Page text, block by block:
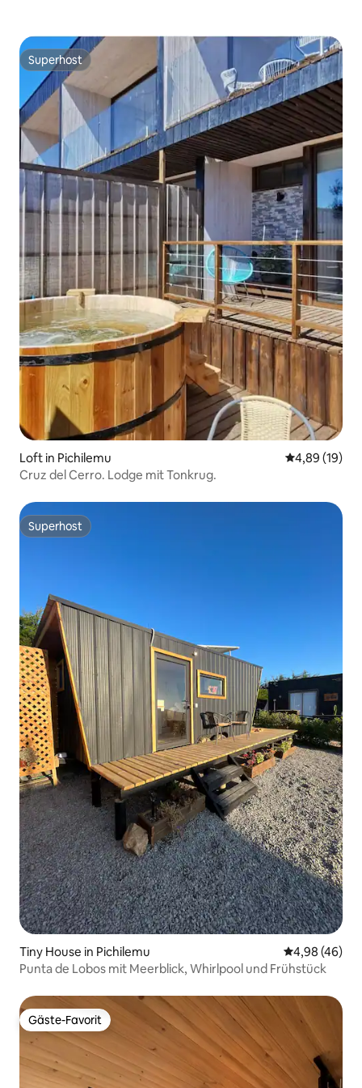
Superhost
Superhost
Loft in Pichilemu
4,89 (19)
Cruz del Cerro. Lodge mit Tonkrug.
Superhost
Superhost
Tiny House in Pichilemu
4,98 (46)
Punta de Lobos mit Meerblick, Whirlpool und Frühstück
Gäste-Favorit
Gäste-Favorit